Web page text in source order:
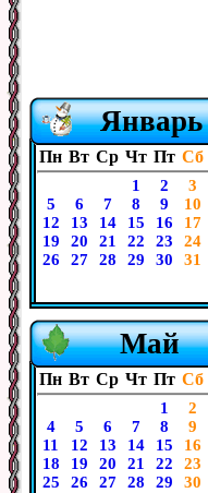
Январь
Пн Вт Ср Чт Пт Сб
1 2 3
5
6 7 8 9 10
12
13 14 15 16 17
19
20 21 22 23 24
26
27 28 29 30 31
Май
Пн Вт Ср Чт Пт Сб
1 2
4
5 6 7 8 9
11
12 13 14 15 16
18
19 20 21 22 23
25
26 27 28 29 30